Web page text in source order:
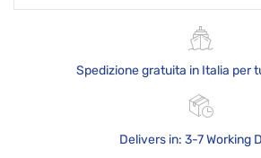
Spedizione gratuita in Italia per
Delivers in: 3-7 Working